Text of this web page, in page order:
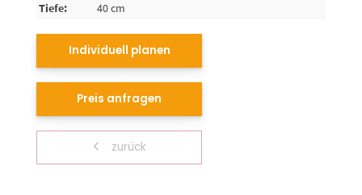
Tiefe:
40 cm
Individuell planen
Preis anfragen
zurück